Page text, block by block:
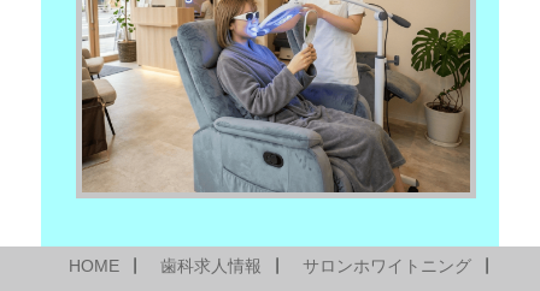
HOME 歯科求人情報 サロンホワイトニング